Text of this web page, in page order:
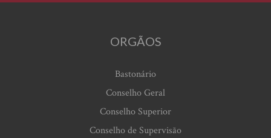
ORGÃOS
Bastonário
Conselho Geral
Conselho Superior
Conselho de Supervisão